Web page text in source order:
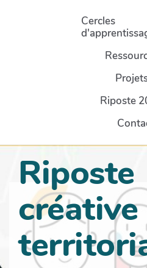
Aller au contenu principal
Cercles
Riposte
Riposte
créative